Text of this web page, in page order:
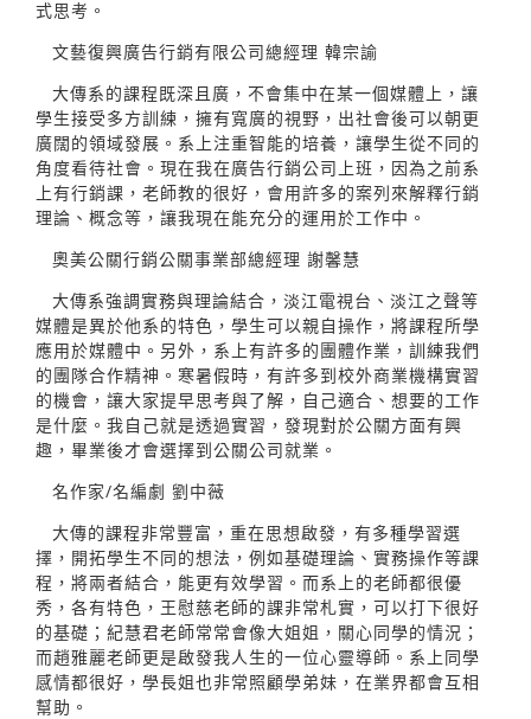
式思考。
文藝復興廣告行銷有限公司總經理 韓宗諭
大傳系的課程既深且廣，不會集中在某一個媒體上，讓
學生接受多方訓練，擁有寬廣的視野，出社會後可以朝更
廣闊的領域發展。系上注重智能的培養，讓學生從不同的
角度看待社會。現在我在廣告行銷公司上班，因為之前系
上有行銷課，老師教的很好，會用許多的案列來解釋行銷
理論、概念等，讓我現在能充分的運用於工作中。
奧美公關行銷公關事業部總經理 謝馨慧
大傳系強調實務與理論結合，淡江電視台、淡江之聲等
媒體是異於他系的特色，學生可以親自操作，將課程所學
應用於媒體中。另外，系上有許多的團體作業，訓練我們
的團隊合作精神。寒暑假時，有許多到校外商業機構實習
的機會，讓大家提早思考與了解，自己適合、想要的工作
是什麼。我自己就是透過實習，發現對於公關方面有興
趣，畢業後才會選擇到公關公司就業。
名作家/名編劇 劉中薇
大傳的課程非常豐富，重在思想啟發，有多種學習選
擇，開拓學生不同的想法，例如基礎理論、實務操作等課
程，將兩者結合，能更有效學習。而系上的老師都很優
秀，各有特色，王慰慈老師的課非常札實，可以打下很好
的基礎；紀慧君老師常常會像大姐姐，關心同學的情況；
而趙雅麗老師更是啟發我人生的一位心靈導師。系上同學
感情都很好，學長姐也非常照顧學弟妹，在業界都會互相
幫助。